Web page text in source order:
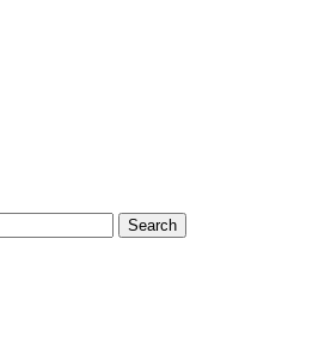
Search